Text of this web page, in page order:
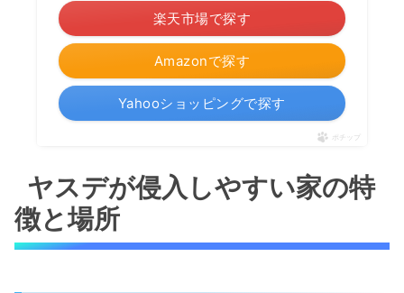
Amazonで探す
楽天市場で探す
Yahooショッピングで探す
ポチップ
ヤスデが侵入しやすい家の特
徴と場所